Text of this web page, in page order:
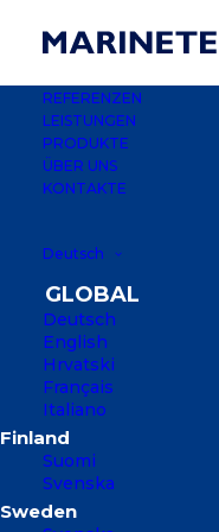
REFERENZEN
LEISTUNGEN
PRODUKTE
ÜBER UNS
KONTAKTE
Deutsch
Deutsch
English
Hrvatski
Français
Italiano
Suomi
Svenska